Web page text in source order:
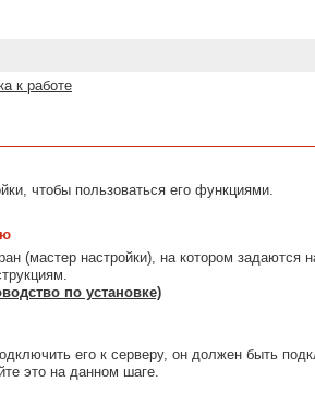
к работе
чтобы пользоваться его функциями.
(мастер настройки), на котором задаются
по установке)
его к серверу, он должен быть
это на данном шаге.